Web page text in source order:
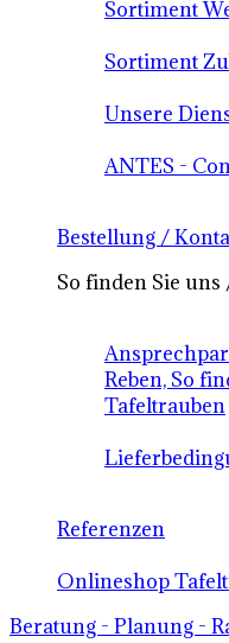
Sortiment
Sortiment
Unsere
ANTES -
Bestellung /
So finden Sie
Reben, So
Tafeltrauben
Referenzen
Onlineshop
Beratung - Planung -